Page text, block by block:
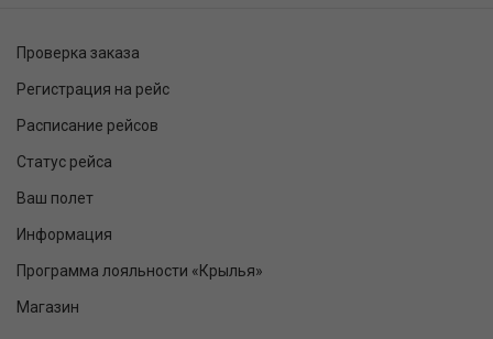
Проверка заказа
Регистрация на рейс
Расписание рейсов
Статус рейса
Ваш полет
Информация
Программа лояльности «Крылья»
Магазин